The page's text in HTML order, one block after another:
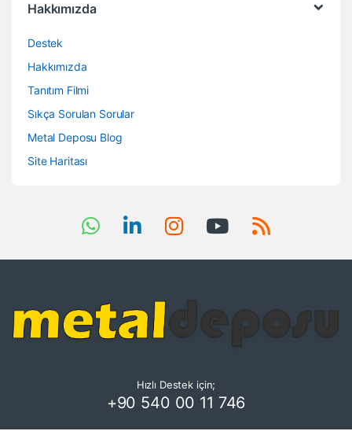
Hakkımızda
Destek
Hakkımızda
Tanıtım Filmi
Sıkça Sorulan Sorular
Metal Deposu Blog
Site Haritası
Hızlı Destek için;
+90 540 00 11 746